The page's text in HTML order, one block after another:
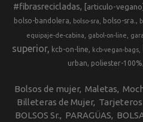
#fibrasrecicladas [articulo-vegano]
bolso-bandolera bolso-sra bolso-sra.
equipaje-de-cabina gabol-on-line
superior
kcb-on-line kcb-vegan-bags
urban
poliester-100%
Bolsos de mujer Maletas
Billeteras de Mujer Tarjeteros
BOLSOS Sr.
PARAGÜAS